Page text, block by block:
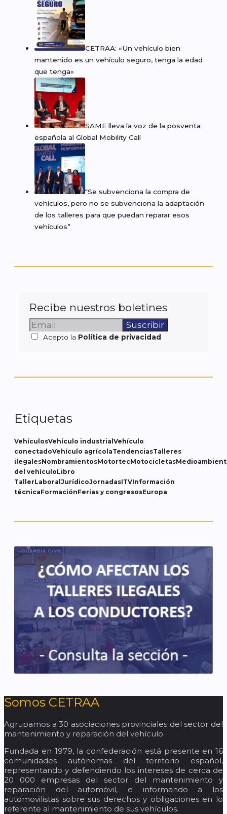
CETRAA: «Un vehículo bien
mantenido es un vehículo seguro, tenga la edad
que tenga»
SAME lleva la voz de la posventa
española al Global Mobility Call
“Se subvenciona la compra de
vehículos, pero no se subvenciona la adaptación
de los talleres para que puedan reparar esos
vehículos”
Recibe nuestros boletines
Acepto la Política de privacidad
Etiquetas
VehículosVehículo industrial Vehículo
conectadoVehículo agrícolaTendenciasTalleres
ilegalesNombramientosMotortecMotocicletas
del vehículoLibro
TallerLaboral JurídicoJornadasITVInformación
técnicaFormaciónFerias y congresosEuropa
Somos CETRAA
Agrupamos a 30 asociaciones provinciales del sector del
mantenimiento y reparación del vehículo.
Fundada en 1979, la confederación está presente en 16
comunidades autónomas del territorio español,
representando y defendiendo los intereses de cerca de
20 000 empresas del sector del mantenimiento y
reparación del automóvil, e informando a los
automovilistas sobre sus derechos y obligaciones en lo
referente al mantenimiento de sus vehículos.